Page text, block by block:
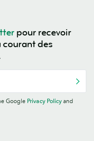
pour recevoir
courant des
Google Privacy Policy and